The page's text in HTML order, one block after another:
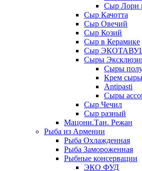
Сыр Лори
Сыр Качотта
Сыр Овечий
Сыр Козий
Сыр в Керамике
Сыр
Сыры
Сыры
Крем сыры
Antipasti
Сыры
Сыр Чечил
Сыр разный
Мацони.Тан. Режан
Рыба из Армении
Рыба Охлажденная
Рыба Замороженная
Рыбные консервации
ЭКО ФУД